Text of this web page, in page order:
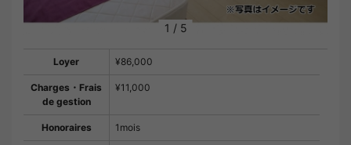
1 / 5
Loyer ¥86,000
Charges・Frais
de gestion
¥11,000
Honoraires 1mois